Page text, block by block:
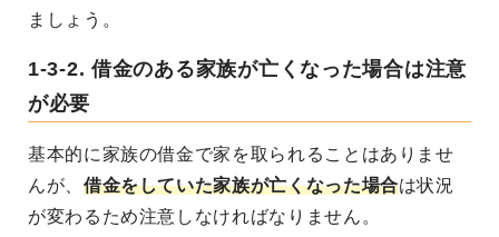
ましょう。
1-3-2. 借金のある家族が亡くなった場合は注意
が必要
基本的に家族の借金で家を取られることはありませ
んが、 借金をしていた家族が亡くなった場合は状況
が変わるため注意しなければなりません。